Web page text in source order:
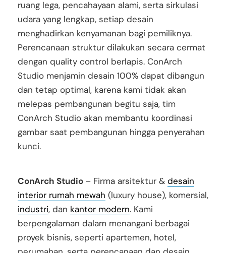
ruang lega, pencahayaan alami, serta sirkulasi
udara yang lengkap, setiap desain
menghadirkan kenyamanan bagi pemiliknya.
Perencanaan struktur dilakukan secara cermat
dengan quality control berlapis. ConArch
Studio menjamin desain 100% dapat dibangun
dan tetap optimal, karena kami tidak akan
melepas pembangunan begitu saja, tim
ConArch Studio akan membantu koordinasi
gambar saat pembangunan hingga penyerahan
kunci.
ConArch Studio – Firma arsitektur & desain
interior rumah mewah (luxury house), komersial,
industri, dan kantor modern. Kami
berpengalaman dalam menangani berbagai
proyek bisnis, seperti apartemen, hotel,